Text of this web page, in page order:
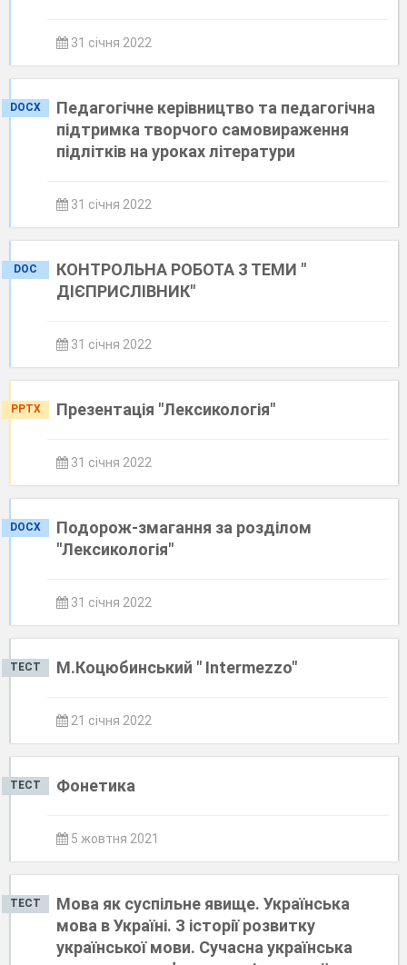
31 січня 2022
DOCX
Педагогічне керівництво та педагогічна
підтримка творчого самовираження
підлітків на уроках літератури
31 січня 2022
DOC
КОНТРОЛЬНА РОБОТА З ТЕМИ "
ДІЄПРИСЛІВНИК"
31 січня 2022
PPTX Презентація "Лексикологія"
31 січня 2022
DOCX
Подорож-змагання за розділом
"Лексикологія"
31 січня 2022
ТЕСТ М.Коцюбинський " Intermezzo"
21 січня 2022
ТЕСТ Фонетика
5 жовтня 2021
ТЕСТ
Мова як суспільне явище. Українська
мова в Україні. З історії розвитку
української мови. Сучасна українська